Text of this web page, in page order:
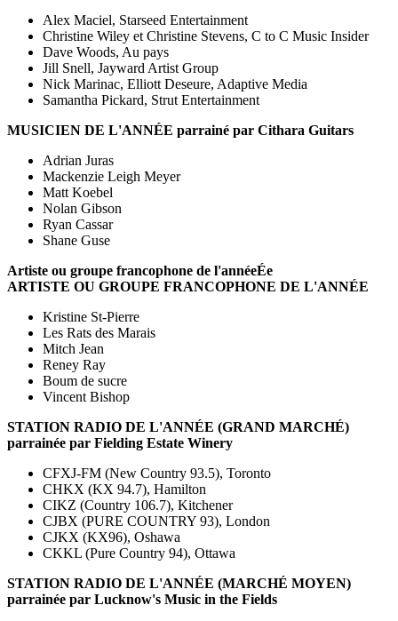
Alex Maciel, Starseed Entertainment
Christine Wiley et Christine Stevens, C to C Music Insider
Dave Woods, Au pays
Jill Snell, Jayward Artist Group
Nick Marinac, Elliott Deseure, Adaptive Media
Samantha Pickard, Strut Entertainment
MUSICIEN DE L'ANNÉE parrainé par Cithara Guitars
Adrian Juras
Mackenzie Leigh Meyer
Matt Koebel
Nolan Gibson
Ryan Cassar
Shane Guse
Artiste ou groupe francophone de l'annéeÉe
ARTISTE OU GROUPE FRANCOPHONE DE L'ANNÉE
Kristine St-Pierre
Les Rats des Marais
Mitch Jean
Reney Ray
Boum de sucre
Vincent Bishop
STATION RADIO DE L'ANNÉE (GRAND MARCHÉ)
parrainée par Fielding Estate Winery
CFXJ-FM (New Country 93.5), Toronto
CHKX (KX 94.7), Hamilton
CIKZ (Country 106.7), Kitchener
CJBX (PURE COUNTRY 93), London
CJKX (KX96), Oshawa
CKKL (Pure Country 94), Ottawa
STATION RADIO DE L'ANNÉE (MARCHÉ MOYEN)
parrainée par Lucknow's Music in the Fields